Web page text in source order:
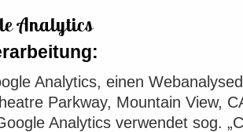
Analytics
Analytics, einen
Parkway, Mountain View,
Analytics verwendet sog.